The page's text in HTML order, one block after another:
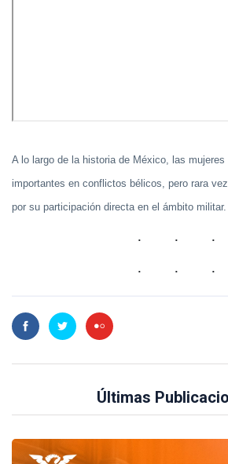
A lo largo de la historia de México, las mujeres
importantes en conflictos bélicos, pero rara
por su participación directa en el ámbito militar.
Últimas